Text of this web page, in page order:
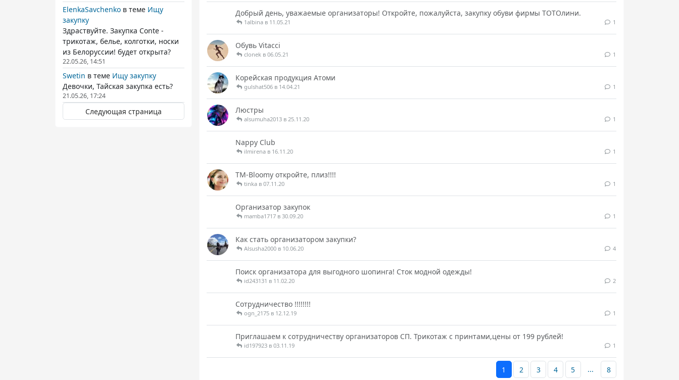
ElenkaSavchenko в теме Ищу
закупку
Здраствуйте. Закупка Conte -
трикотаж, белье, колготки, носки
из Белоруссии! будет открыта?
22.05.26, 14:51
Swetin в теме Ищу закупку
Девочки, Тайская закупка есть?
21.05.26, 17:24
Следующая страница
Добрый день, уважаемые организаторы! Откройте, пожалуйста, закупку обуви фирмы ТОТОлини.
1albina в 11.05.21 1
Обувь Vitacci
clonek в 06.05.21 1
Корейская продукция Атоми
gulshat506 в 14.04.21 1
Люстры
alsumuha2013 в 25.11.20 1
Nappy Club
ilmirena в 16.11.20 1
TM-Bloomy откройте, плиз!!!!
tinka в 07.11.20 1
Организатор закупок
mamba1717 в 30.09.20 1
Как стать организатором закупки?
Alsusha2000 в 10.06.20 4
Поиск организатора для выгодного шопинга! Сток модной одежды!
id243131 в 11.02.20 2
Сотрудничество !!!!!!!!
ogn_2175 в 12.12.19 1
Приглашаем к сотрудничеству организаторов СП. Трикотаж с принтами,цены от 199 рублей!
id197923 в 03.11.19 1
1 2 3 4 5 ... 8